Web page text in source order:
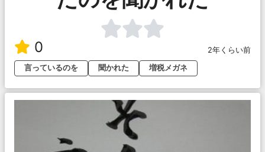
0
2年くらい前
言っているのを
聞かれた 増税メガネ